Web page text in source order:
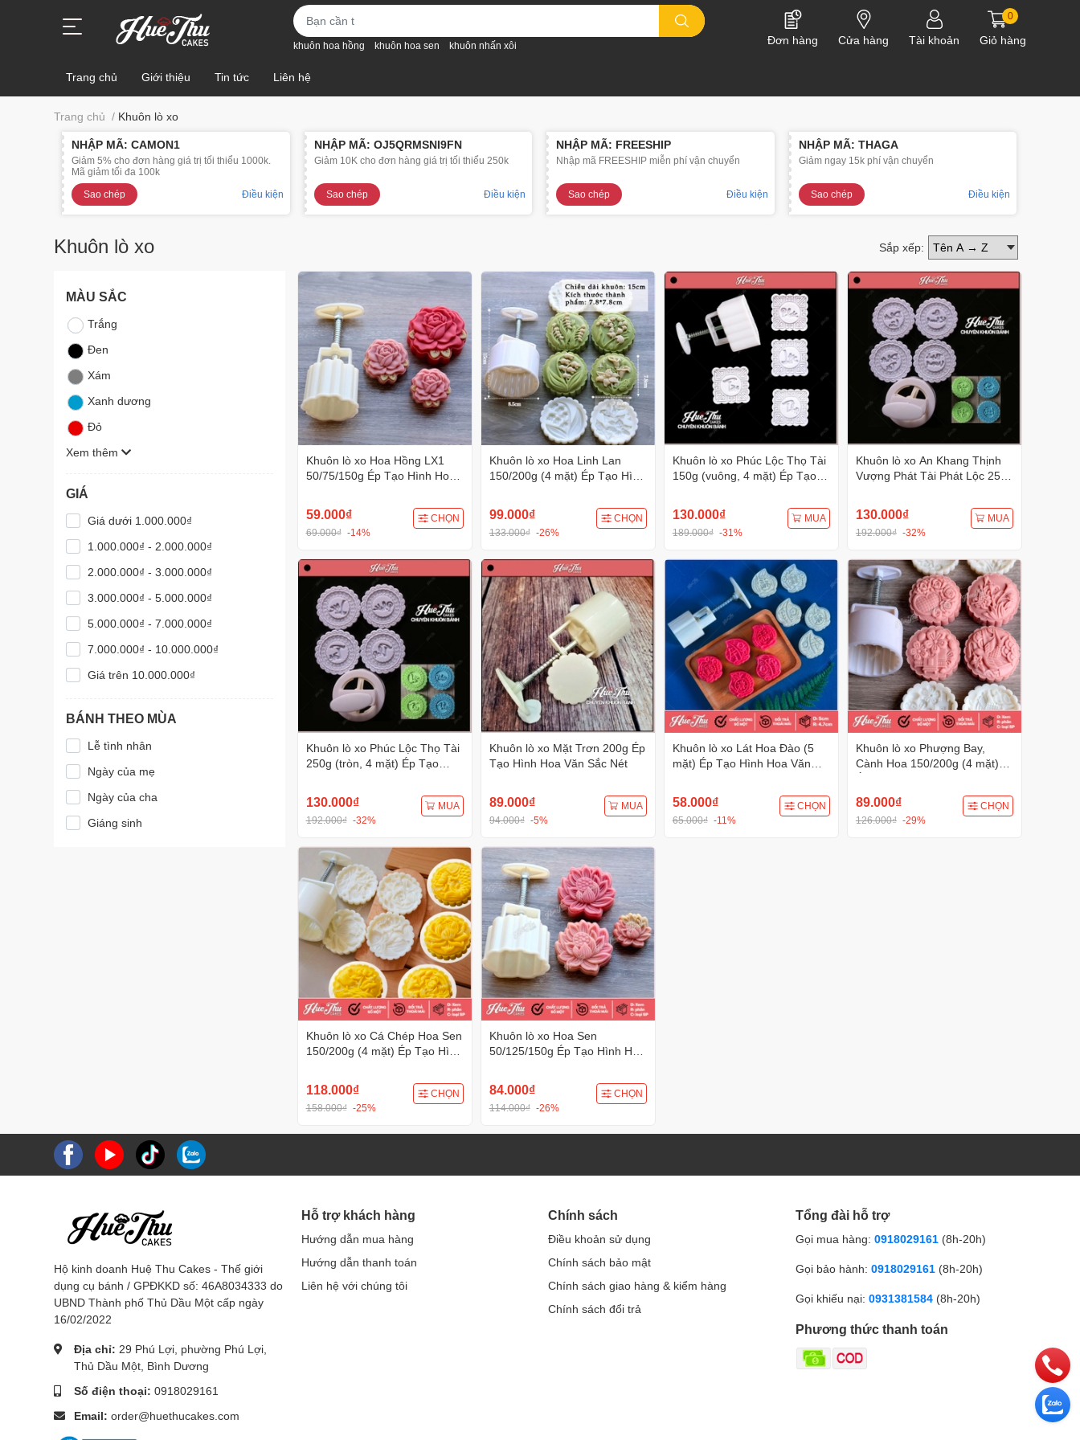
khuôn hoa hồng khuôn hoa sen khuôn nhấn xôi Đơn hàng Cửa hàng Tài khoản
0
Giỏ hàng
Trang chủ Giới thiệu Tin tức Liên hệ
Trang chủ / Khuôn lò xo
NHẬP MÃ: CAMON1
Giảm 5% cho đơn hàng giá trị tối thiểu 1000k.
Mã giảm tối đa 100k
Sao chép
Điều kiện
NHẬP MÃ: OJ5QRMSNI9FN
Giảm 10K cho đơn hàng giá trị tối thiểu 250k
Sao chép Điều kiện
NHẬP MÃ: FREESHIP
Nhập mã FREESHIP miễn phí vận chuyển
Sao chép Điều kiện
NHẬP MÃ: THAGA
Giảm ngay 15k phí vận chuyển
Sao chép Điều kiện
Khuôn lò xo Sắp xếp:
MÀU SẮC
Trắng
Đen
Xám
Xanh dương
Đỏ
Xem thêm
GIÁ
Giá dưới 1.000.000₫
1.000.000₫ - 2.000.000₫
2.000.000₫ - 3.000.000₫
3.000.000₫ - 5.000.000₫
5.000.000₫ - 7.000.000₫
7.000.000₫ - 10.000.000₫
Giá trên 10.000.000₫
BÁNH THEO MÙA
Lễ tình nhân
Ngày của mẹ
Ngày của cha
Giáng sinh
Khuôn lò xo Hoa Hồng LX1
50/75/150g Ép Tạo Hình Hoa
59.000₫
69.000₫ -14%
CHỌN
Khuôn lò xo Hoa Linh Lan
150/200g (4 mặt) Ép Tạo Hình
99.000₫
133.000₫ -26%
CHỌN
Khuôn lò xo Phúc Lộc Thọ Tài
150g (vuông, 4 mặt) Ép Tạo
130.000₫
189.000₫ -31%
MUA
Khuôn lò xo An Khang Thịnh
Vượng Phát Tài Phát Lộc 250g
trung thu, bánh xu xê, nhấn
xôi
130.000₫
192.000₫ -32%
MUA
Khuôn lò xo Phúc Lộc Thọ Tài
250g (tròn, 4 mặt) Ép Tạo
130.000₫
192.000₫ -32%
MUA
Khuôn lò xo Mặt Trơn 200g Ép
Tạo Hình Hoa Văn Sắc Nét
89.000₫
94.000₫ -5%
MUA
Khuôn lò xo Lát Hoa Đào (5
mặt) Ép Tạo Hình Hoa Văn
58.000₫
65.000₫ -11%
CHỌN
Khuôn lò xo Phượng Bay,
Cành Hoa 150/200g (4 mặt)
89.000₫
126.000₫ -29%
CHỌN
Khuôn lò xo Cá Chép Hoa Sen
150/200g (4 mặt) Ép Tạo Hình
118.000₫
158.000₫ -25%
CHỌN
Khuôn lò xo Hoa Sen
50/125/150g Ép Tạo Hình Hoa
84.000₫
114.000₫ -26%
CHỌN
Hộ kinh doanh Huệ Thu Cakes - Thế giới
dụng cụ bánh / GPĐKKD số: 46A8034333 do
UBND Thành phố Thủ Dầu Một cấp ngày
16/02/2022
Địa chỉ: 29 Phú Lợi, phường Phú Lợi,
Thủ Dầu Một, Bình Dương
Số điện thoại: 0918029161
Email: order@huethucakes.com
Hỗ trợ khách hàng
Hướng dẫn mua hàng
Hướng dẫn thanh toán
Liên hệ với chúng tôi
Chính sách
Điều khoản sử dụng
Chính sách bảo mật
Chính sách giao hàng & kiểm hàng
Chính sách đổi trả
Tổng đài hỗ trợ
Gọi mua hàng: 0918029161 (8h-20h)
Gọi bảo hành: 0918029161 (8h-20h)
Gọi khiếu nại: 0931381584 (8h-20h)
Phương thức thanh toán